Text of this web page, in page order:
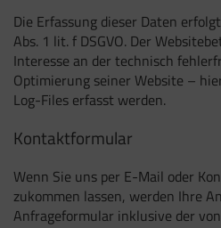
Die Erfassung dieser Daten
Abs. 1 lit. f DSGVO. Der
Interesse an der technisch
Optimierung seiner Website –
Log-Files erfasst werden.
Kontaktformular
Wenn Sie uns per E-Mail oder
zukommen lassen, werden Ihre
Anfrageformular inklusive der